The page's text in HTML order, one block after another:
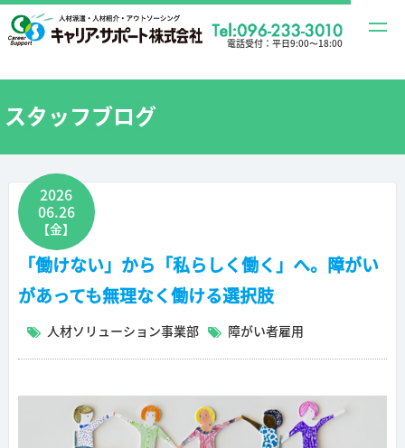
t
g
e
n
電話受付：平日9:00〜18:00
スタッフブログ
2026
06.26
【金】
「働けない」から「私らしく働く」へ。障がい
があっても無理なく働ける選択肢
人材ソリューション事業部 障がい者雇用